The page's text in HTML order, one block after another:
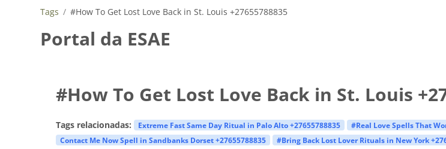
Tags #How To Get Lost Love Back in St. Louis +27655788835
Portal da ESAE
#How To Get Lost Love Back in St. Louis
Tags relacionadas: Extreme Fast Same Day Ritual in Palo Alto +27655788835 #Real Love Spells That
Contact Me Now Spell in Sandbanks Dorset +27655788835
#Bring Back Lost Lover Rituals in New York